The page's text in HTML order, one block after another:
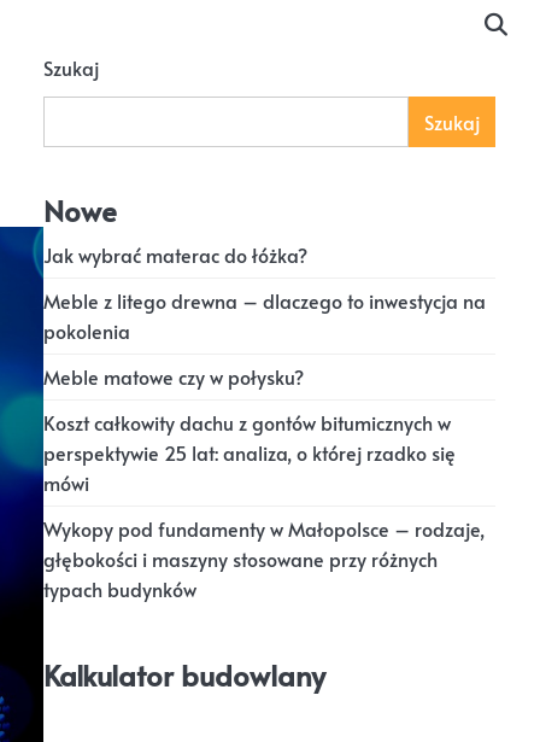
Szukaj
Szukaj
Nowe
Jak wybrać materac do łóżka?
Meble z litego drewna – dlaczego to inwestycja na
pokolenia
Meble matowe czy w połysku?
Koszt całkowity dachu z gontów bitumicznych w
perspektywie 25 lat: analiza, o której rzadko się
mówi
Wykopy pod fundamenty w Małopolsce – rodzaje,
głębokości i maszyny stosowane przy różnych
typach budynków
Kalkulator budowlany